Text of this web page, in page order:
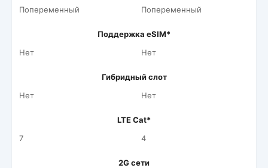
Попеременный
Попеременный
Поддержка eSIM*
Нет
Нет
Гибридный слот
Нет
Нет
LTE Cat*
7
4
2G сети